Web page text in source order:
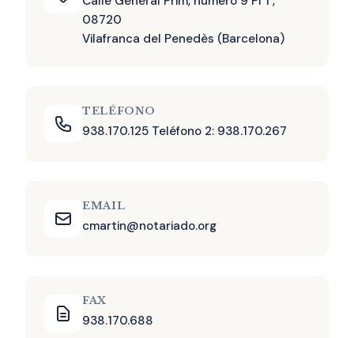
08720
Vilafranca del Penedès (Barcelona)
TELÉFONO
938.170.125 Teléfono 2: 938.170.267
EMAIL
cmartin@notariado.org
FAX
938.170.688